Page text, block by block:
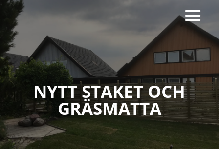
NYTT STAKET OCH
GRÄSMATTA